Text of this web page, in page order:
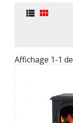
 
Affichage 1-1